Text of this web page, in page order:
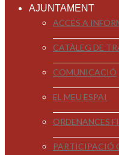
AJUNTAMENT
ACCÉS A
CATÀLEG DE
COMUNICACIÓ
EL MEU ESPAI
ORDENANCES
PARTICIPACIÓ